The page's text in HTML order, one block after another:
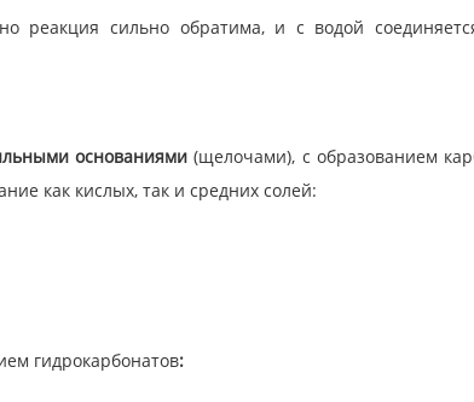
реакция сильно обратима, и с водой
основаниями(щелочами), с образованием
как кислых, так и средних солей:
гидрокарбонатов: